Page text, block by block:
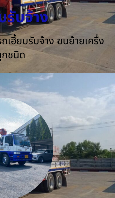
รับจ้าง
เฮี้ยบรับจ้าง ขนย้ายเครื่ง
ชนิด